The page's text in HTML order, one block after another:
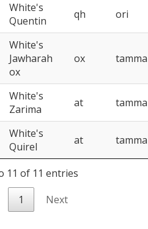
White's
Quentin
qh ori
White's
Jawharah
ox
ox tamma
White's
Zarima
at tamma
White's
Quirel
at tamma
11 of 11 entries
1 Next